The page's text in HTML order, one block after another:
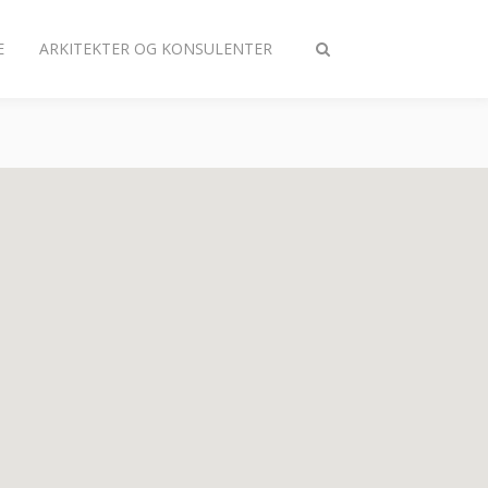
Slå
ARKITEKTER OG KONSULENTER